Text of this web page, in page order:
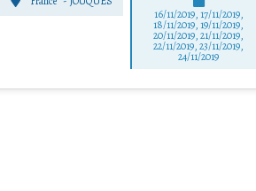
16/11/2019, 17/11/2019,
18/11/2019, 19/11/2019,
20/11/2019, 21/11/2019,
22/11/2019, 23/11/2019,
24/11/2019